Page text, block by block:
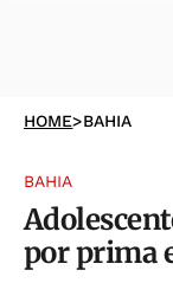
HOME>BAHIA
BAHIA
por prima